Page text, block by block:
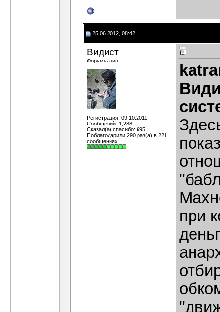
25.06.2012, 08:42
Видист
Форумчанин
Регистрация: 09.10.2011
Сообщений: 1,288
Сказал(а) спасибо: 695
Поблагодарили 290 раз(а) в 221
сообщениях
при